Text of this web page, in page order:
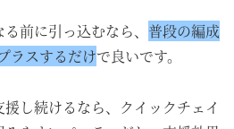
前に引っ込むなら、 普段の編成
ラスするだけで良いです。
し続けるなら、クイックチェイ